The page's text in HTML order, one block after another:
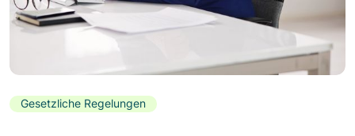
Gesetzliche Regelungen